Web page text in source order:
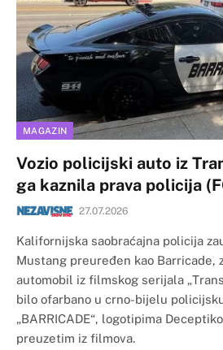
MAGAZIN
Vozio policijski auto iz
ga kaznila prava policija
27.07.2026
Kalifornijska saobraćajna policija
Mustang preuređen kao Barricade,
automobil iz filmskog serijala
bilo ofarbano u crno-bijelu
„BARRICADE“, logotipima
preuzetim iz filmova.